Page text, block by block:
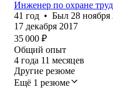
Инженер по охране
41 год • Был 28 ноября
17 декабря 2017
35 000 ₽
Общий опыт
4 года 11 месяцев
Другие резюме
Ещё 1 резюме